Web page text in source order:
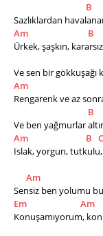
B
Sazlıklardan
Am
B
Ürkek, şaşkın,
Ve sen bir gökkuşağı
Am
Rengarenk ve az
B
Ve ben yağmurlar
Am
B C
Islak, yorgun,
Am
Sensiz ben yolumu
Em
Am
Konuşamıyorum,